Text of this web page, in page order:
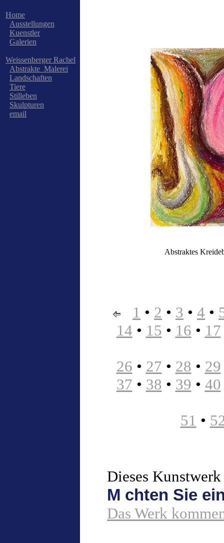
Home
Ausstellungen
Kuenstler
Galerien
Weissenberger Rachel
Abstrakte_Malerei
Landschaften
Tiere
Stilleben
Skulpturen
email
Abstraktes
1 • 2 • 3 • 4 •
14 • 15 • 16 • 17
26 • 27 • 28 • 29
37 • 38 • 39 • 40
51 •
Dieses
M chten Sie
Das Werk